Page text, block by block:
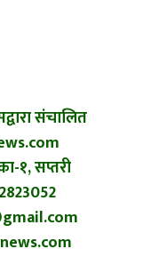
संचालित
१, सप्तरी